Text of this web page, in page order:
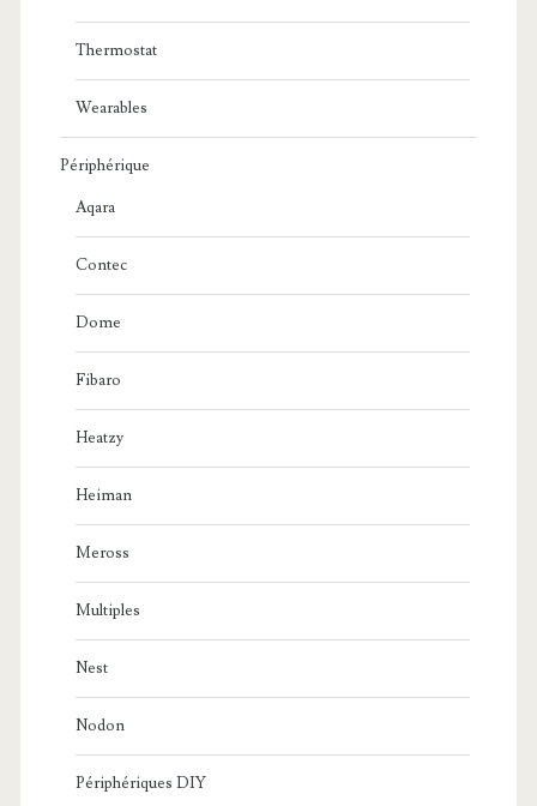
Thermostat
Wearables
Périphérique
Aqara
Contec
Dome
Fibaro
Heatzy
Heiman
Meross
Multiples
Nest
Nodon
Périphériques DIY